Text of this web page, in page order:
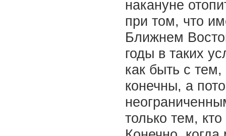
накануне
при том, что
Ближнем
годы в таких
как быть с
конечны, а
только тем,